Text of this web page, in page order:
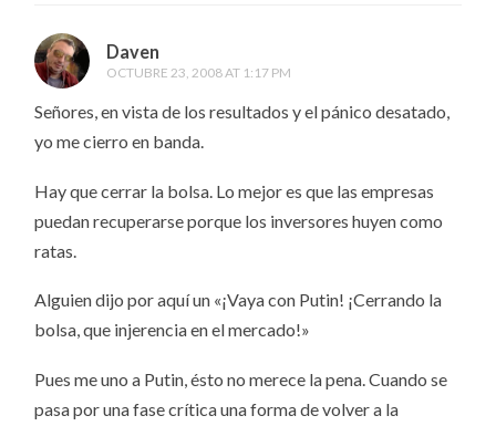
Daven
OCTUBRE 23, 2008 AT 1:17 PM
Señores, en vista de los resultados y el pánico desatado,
yo me cierro en banda.
Hay que cerrar la bolsa. Lo mejor es que las empresas
puedan recuperarse porque los inversores huyen como
ratas.
Alguien dijo por aquí un «¡Vaya con Putin! ¡Cerrando la
bolsa, que injerencia en el mercado!»
Pues me uno a Putin, ésto no merece la pena. Cuando se
pasa por una fase crítica una forma de volver a la